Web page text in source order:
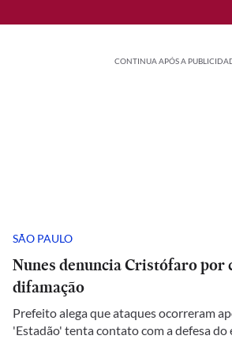
CONTINUA APÓS A
SÃO PAULO
Nunes denuncia Cristófaro por
difamação
Prefeito alega que ataques ocorreram
'Estadão' tenta contato com a defesa